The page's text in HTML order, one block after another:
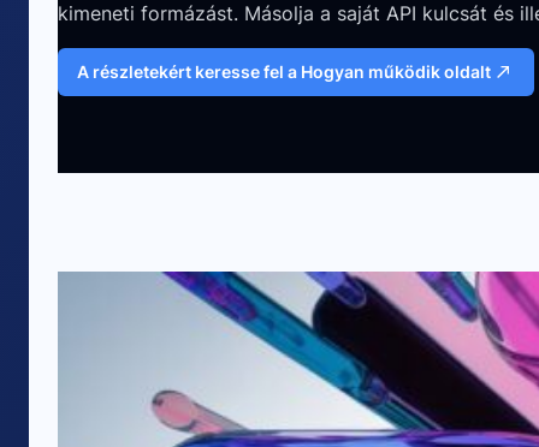
kimeneti formázást. Másolja a saját API kulcsát és
A részletekért keresse fel a Hogyan működik oldalt